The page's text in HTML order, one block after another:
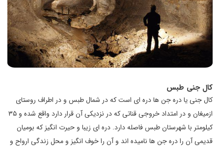
کال جنی طبس
کال جنی یا دره جن ها دره ای است که در شمال طبس و در اطراف روستای
ازمیغان و در امتداد خروجی قناتی که در نزدیکی آن قرار دارد واقع شده و ۳۵
کیلومتر با شهرستان طبس فاصله دارد. دره ای زیبا و حیرت انگیز که بومیان
قدیمی آن را دره جن ها نامیده اند و آن را خوف انگیز و محل زندگی ارواح و